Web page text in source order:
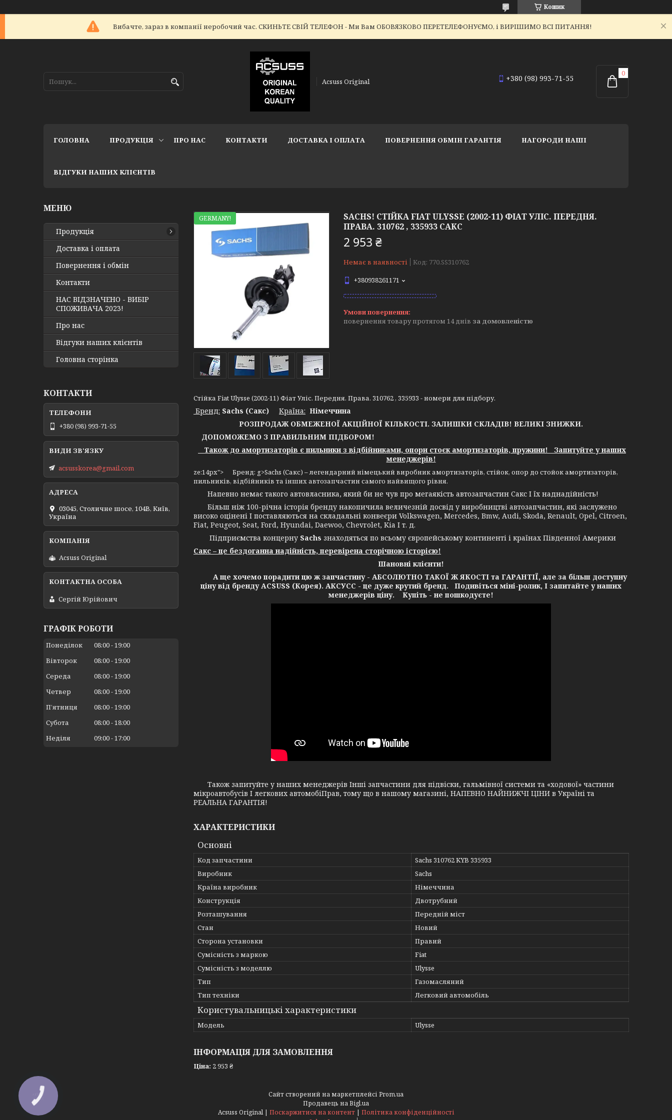
Кошик
Вибачте, зараз в компанії неробочий час. СКИНЬТЕ СВІЙ ТЕЛЕФОН - Ми Вам ОБОВЯЗКОВО ПЕРЕТЕЛЕФОНУЄМО, і ВИРІШИМО ВСІ ПИТАННЯ!
Acsuss Original +380 (98) 993-71-55
ГОЛОВНА ПРОДУКЦІЯ ПРО НАС КОНТАКТИ ДОСТАВКА І ОПЛАТА ПОВЕРНЕННЯ ОБМІН ГАРАНТІЯ НАГОРОДИ НАШІ
ВІДГУКИ НАШИХ КЛІЄНТІВ
GERMANY!
SACHS! СТІЙКА FIAT ULYSSE (2002-11) ФІАТ УЛІС. ПЕРЕДНЯ.
ПРАВА. 310762 , 335933 САКС
2 953 ₴
Немає в наявності Код: 770.SS310762
+380938261171
повернення товару протягом 14 днів за домовленістю
Стійка Fiat Ulysse (2002-11) Фіат Уліс. Передня. Права. 310762 , 335933 - номери для підбору.
Бренд: Sachs (Сакс) Країна: Німеччина
РОЗПРОДАЖ ОБМЕЖЕНОЇ АКЦІЙНОЇ КІЛЬКОСТІ. ЗАЛИШКИ СКЛАДІВ! ВЕЛИКІ ЗНИЖКИ.
ДОПОМОЖЕМО З ПРАВИЛЬНИМ ПІДБОРОМ!
Також до амортизаторів є пильники з відбійниками, опори стоєк амортизаторів, пружини! Запитуйте у наших
менеджерів!
ze:14px"> Бренд: g>Sachs (Сакс) – легендарний німецький виробник амортизаторів, стійок, опор до стойок амортизаторів,
пильників, відбійників та інших автозапчастин самого найвищого рівня.
Напевно немає такого автовласника, який би не чув про мегаякість автозапчастин Сакс І їх наднадійність!
Більш ніж 100-річна історія бренду накопичила величезній досвід у виробництві автозапчастин, які заслужено
високо оцінені І поставляються на складальні конвеєри Volkswagen, Mercedes, Bmw, Audi, Skoda, Renault, Opel, Citroen,
Fiat, Peugeot, Seat, Ford, Hyundai, Daewoo, Chevrolet, Kia І т. д.
Підприємства концерну Sachs знаходяться по всьому європейському континенті і країнах Південної Америки
Сакс – це бездоганна надійність, перевірена сторічною історією!
Шановні клієнти!
А ще хочемо порадити цю ж запчастину - АБСОЛЮТНО ТАКОЇ Ж ЯКОСТІ та ГАРАНТІЇ, але за більш доступну
ціну від бренду ACSUSS (Корея). АКСУСС - це дуже крутий бренд. Подивіться міні-ролик, І запитайте у наших
менеджерів ціну. Купіть - не пошкодуєте!
Також запитуйте у наших менеджерів Інші запчастини для підвіски, гальмівної системи та «ходової» частини
мікроавтобусів І легкових автомобіПрав, тому що в нашому магазині, НАПЕВНО НАЙНИЖЧІ ЦІНИ в Україні та
РЕАЛЬНА ГАРАНТІЯ!
ХАРАКТЕРИСТИКИ
Основні
Код запчастини
Sachs 310762 KYB 335933
Виробник
Sachs
Країна виробник
Німеччина
Конструкція
Двотрубний
Розташування
Передній міст
Стан
Новий
Сторона установки
Правий
Сумісність з маркою
Fiat
Сумісність з моделлю
Ulysse
Тип
Газомасляний
Тип техніки
Легковий автомобіль
Користувальницькі характеристики
Мoдель Ulysse
ІНФОРМАЦІЯ ДЛЯ ЗАМОВЛЕННЯ
Ціна: 2 953 ₴
Продукція
Доставка і оплата
Повернення і обмін
Контакти
НАС ВІДЗНАЧЕНО - ВИБІР
СПОЖИВАЧА 2023!
Про нас
Відгуки наших клієнтів
Головна сторінка
КОНТАКТИ
+380 (98) 993-71-55
acsusskorea@gmail.com
03045, Столичне шосе, 104B, Київ,
Україна
Acsuss Original
Сергій Юрійович
ГРАФІК РОБОТИ
Понеділок 08:00 19:00
Вівторок
08:00 19:00
Середа
08:00 19:00
Четвер
08:00 19:00
Пʼятниця
08:00 19:00
Субота
08:00 18:00
Неділя
09:00 17:00
Сайт створений на маркетплейсі Prom.ua
Продавець на Bigl.ua
Acsuss Original | Поскаржитися на контент | Політика конфіденційності
КНОПКА
ЗВ'ЯЗКУ